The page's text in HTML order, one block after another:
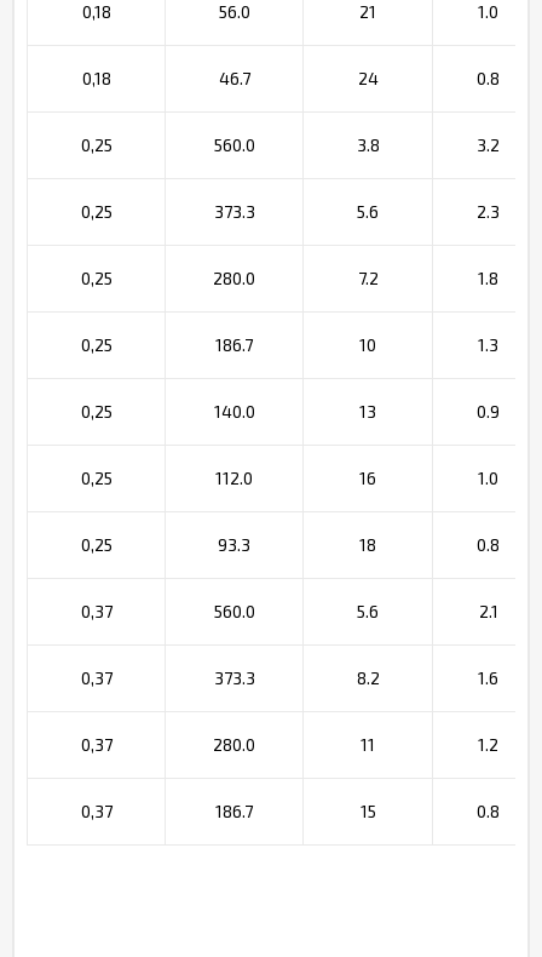
0,18 56.0 21 1.0
0,18 46.7 24 0.8
0,25 560.0 3.8 3.2
0,25 373.3 5.6 2.3
0,25 280.0 7.2 1.8
0,25 186.7 10 1.3
0,25 140.0 13 0.9
0,25 112.0 16 1.0
0,25 93.3 18 0.8
0,37 560.0 5.6 2.1
0,37 373.3 8.2 1.6
0,37 280.0 11 1.2
0,37 186.7 15 0.8